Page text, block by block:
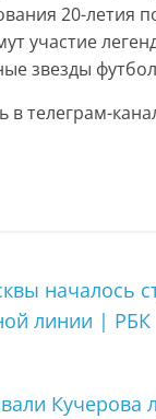
20-летия
участие
звезды
в телеграм-
началось
линии | РБК
Кучерова